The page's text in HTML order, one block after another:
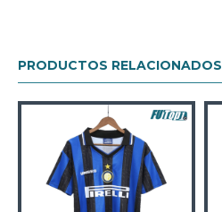
PRODUCTOS RELACIONADOS